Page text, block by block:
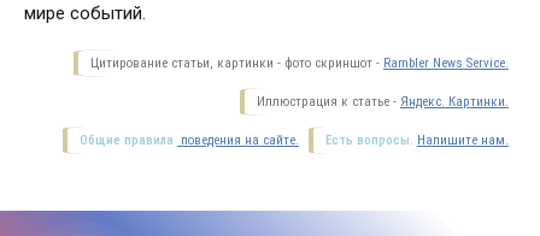
мире событий.
Цитирование статьи, картинки - фото скриншот - Rambler News Service.
Иллюстрация к статье - Яндекс. Картинки.
Есть вопросы. Напишите нам.
Общие правила поведения на сайте.